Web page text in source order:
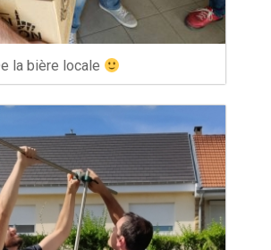
la bière locale